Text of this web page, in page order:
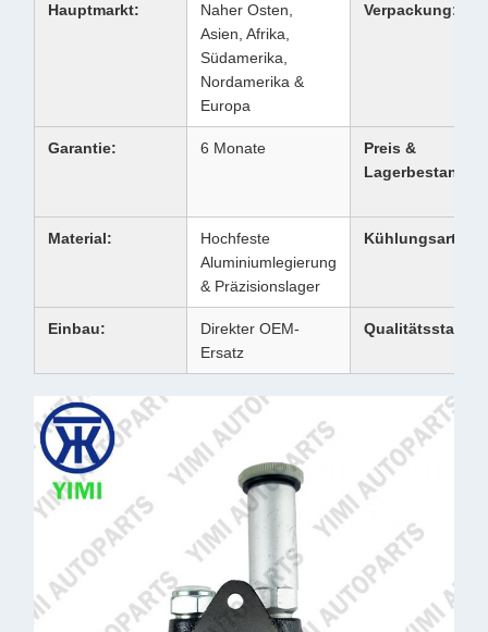
Hauptmarkt:
Naher Osten,
Asien, Afrika,
Südamerika,
Nordamerika &
Europa
Verpackung:
Garantie: 6 Monate
Preis &
Lagerbestand:
Material:
Hochfeste
Aluminiumlegierung
& Präzisionslager
Kühlungsart:
Einbau:
Direkter OEM-
Ersatz